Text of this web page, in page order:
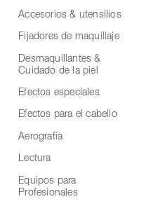
Accesorios & utensilios
Fijadores de maquillaje
Desmaquillantes &
Cuidado de la piel
Efectos especiales
Efectos para el cabello
Aerografía
Lectura
Equipos para
Profesionales